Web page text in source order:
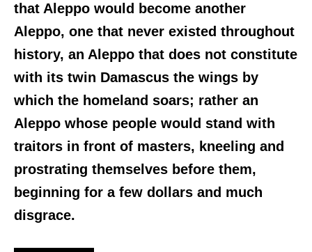
that Aleppo would become another
Aleppo, one that never existed throughout
history, an Aleppo that does not constitute
with its twin Damascus the wings by
which the homeland soars; rather an
Aleppo whose people would stand with
traitors in front of masters, kneeling and
prostrating themselves before them,
beginning for a few dollars and much
disgrace.